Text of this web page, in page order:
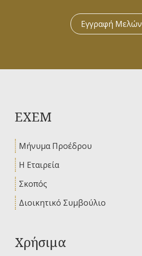
Εγγραφή Μελών
ΕΧΕΜ
Μήνυμα Προέδρου
Η Εταιρεία
Σκοπός
Διοικητικό Συμβούλιο
Χρήσιμα